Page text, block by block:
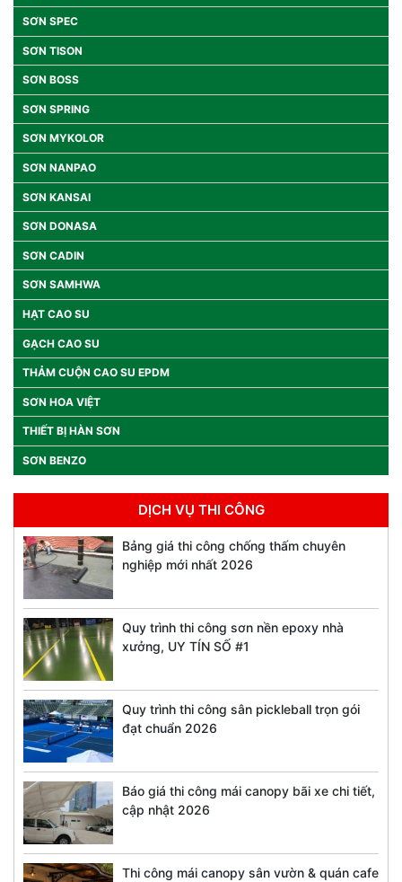
SƠN SPEC
SƠN TISON
SƠN BOSS
SƠN SPRING
SƠN MYKOLOR
SƠN NANPAO
SƠN KANSAI
SƠN DONASA
SƠN CADIN
SƠN SAMHWA
HẠT CAO SU
GẠCH CAO SU
THẢM CUỘN CAO SU EPDM
SƠN HOA VIỆT
THIẾT BỊ HÀN SƠN
SƠN BENZO
DỊCH VỤ THI CÔNG
Bảng giá thi công chống thấm chuyên
nghiệp mới nhất 2026
Quy trình thi công sơn nền epoxy nhà
xưởng, UY TÍN SỐ #1
Quy trình thi công sân pickleball trọn gói
đạt chuẩn 2026
Báo giá thi công mái canopy bãi xe chi tiết,
cập nhật 2026
Thi công mái canopy sân vườn & quán cafe